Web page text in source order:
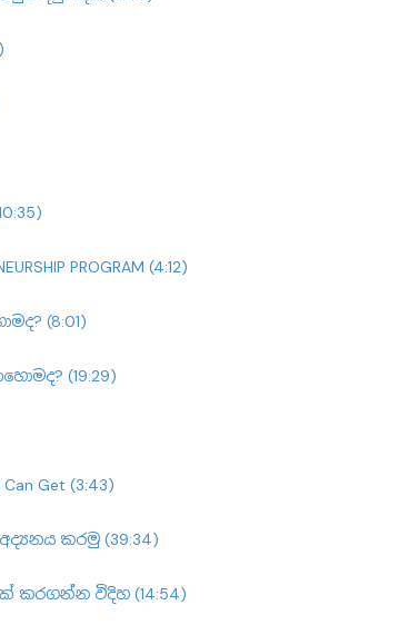
PROGRAM (4:12)
(8:01)
(19:29)
Can Get (3:43)
අද්‍යනය කරමු (39:34)
කරගන්න විදිහ (14:54)